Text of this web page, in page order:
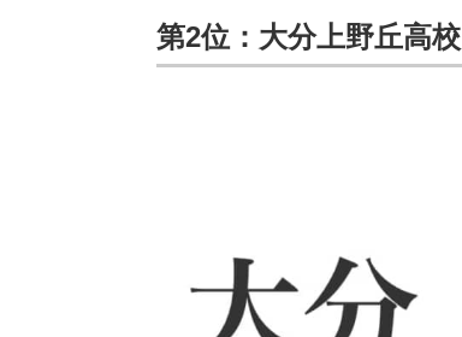
第2位：大分上野丘高校